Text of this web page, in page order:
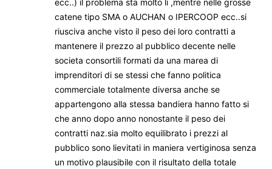
ecc..) il problema sta molto li ,mentre nelle grosse
catene tipo SMA o AUCHAN o IPERCOOP ecc..si
riusciva anche visto il peso dei loro contratti a
mantenere il prezzo al pubblico decente nelle
societa consortili formati da una marea di
imprenditori di se stessi che fanno politica
commerciale totalmente diversa anche se
appartengono alla stessa bandiera hanno fatto si
che anno dopo anno nonostante il peso dei
contratti naz.sia molto equilibrato i prezzi al
pubblico sono lievitati in maniera vertiginosa senza
un motivo plausibile con il risultato della totale